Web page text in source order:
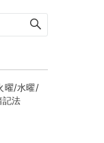
曜/水曜/
記法